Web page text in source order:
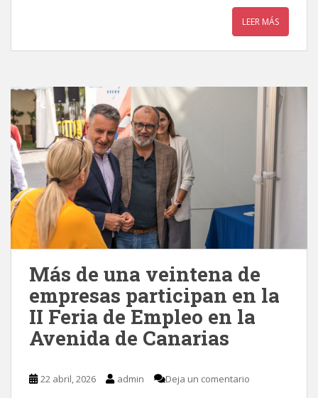
LEER MÁS
Más de una veintena de
empresas participan en la
II Feria de Empleo en la
Avenida de Canarias
22 abril, 2026 admin Deja un comentario